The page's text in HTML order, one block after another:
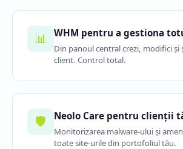
📊 WHM pentru a gestiona
Din panoul central crezi, modifici
client. Control total.
🛡️ Neolo Care pentru clienții
Monitorizarea malware-ului și
toate site-urile din portofoliul tău.